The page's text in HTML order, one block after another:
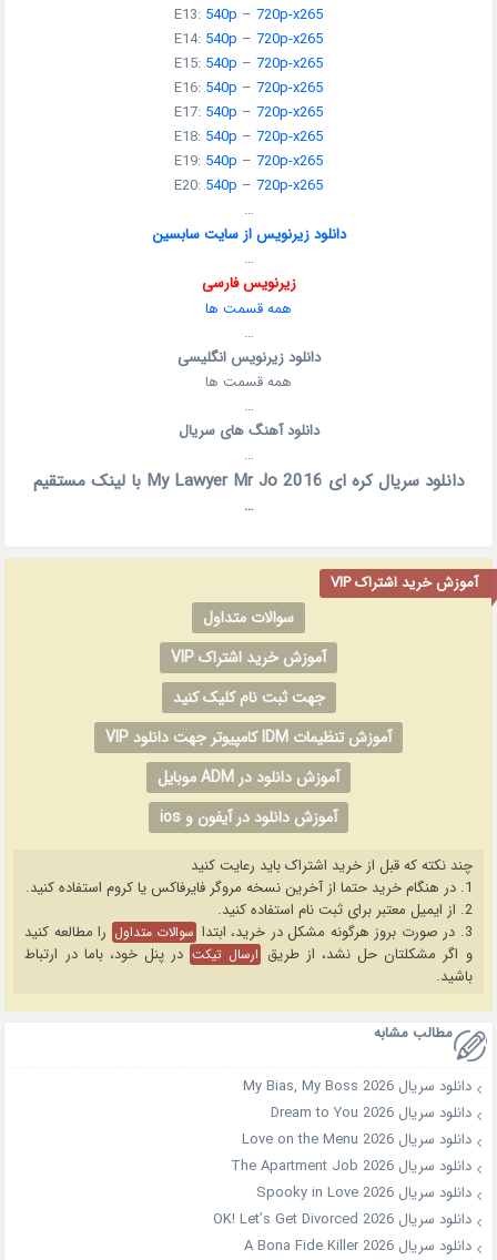
E13: 540p – 720p-x265
E14: 540p – 720p-x265
E15: 540p – 720p-x265
E16: 540p – 720p-x265
E17: 540p – 720p-x265
E18: 540p – 720p-x265
E19: 540p – 720p-x265
E20: 540p – 720p-x265
…
دانلود زیرنویس از سایت سابسین
…
زیرنویس فارسی
همه قسمت ها
…
دانلود زیرنویس انگلیسی
همه قسمت ها
…
دانلود آهنگ های سریال
…
دانلود سریال کره ای My Lawyer Mr Jo 2016 با لینک مستقیم
…
آموزش خرید اشتراک VIP
سوالات متداول
آموزش خرید اشتراک VIP
جهت ثبت نام کلیک کنید
آموزش تنظیمات IDM کامپیوتر جهت دانلود VIP
آموزش دانلود در ADM موبایل
آموزش دانلود در آیفون و ios
چند نکته که قبل از خرید اشتراک باید رعایت کنید
1. در هنگام خرید حتما از آخرین نسخه مروگر فایرفاکس یا کروم استفاده کنید.
2. از ایمیل معتبر برای ثبت نام استفاده کنید.
3. در صورت بروز هرگونه مشکل در خرید، ابتدا
سوالات متداول را مطالعه کنید
و اگر مشکلتان حل نشد، از طریق ارسال تیکت در پنل خود، باما در ارتباط
باشید.
مطالب مشابه
دانلود سریال My Bias, My Boss 2026
دانلود سریال Dream to You 2026
دانلود سریال Love on the Menu 2026
دانلود سریال The Apartment Job 2026
دانلود سریال Spooky in Love 2026
دانلود سریال OK! Let’s Get Divorced 2026
دانلود سریال A Bona Fide Killer 2026